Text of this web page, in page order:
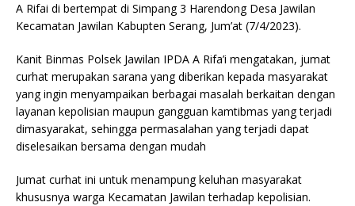
A Rifai di bertempat di Simpang 3 Harendong Desa Jawilan
Kecamatan Jawilan Kabupten Serang, Jum’at (7/4/2023).
Kanit Binmas Polsek Jawilan IPDA A Rifa’i mengatakan, jumat
curhat merupakan sarana yang diberikan kepada masyarakat
yang ingin menyampaikan berbagai masalah berkaitan dengan
layanan kepolisian maupun gangguan kamtibmas yang terjadi
dimasyarakat, sehingga permasalahan yang terjadi dapat
diselesaikan bersama dengan mudah
Jumat curhat ini untuk menampung keluhan masyarakat
khususnya warga Kecamatan Jawilan terhadap kepolisian.